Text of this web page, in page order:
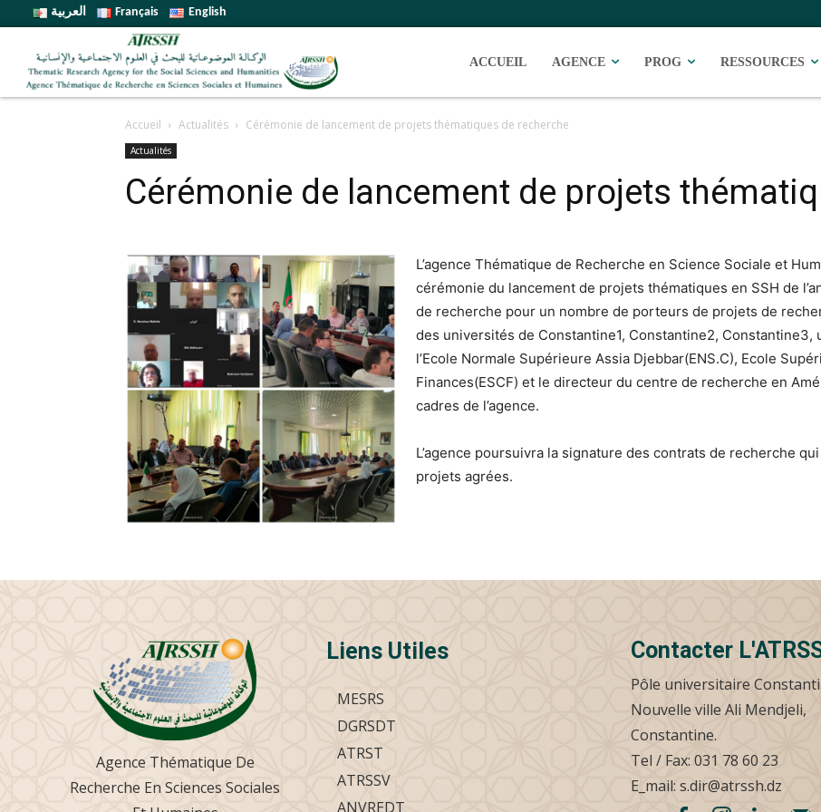
العربية Français English
ACCUEIL AGENCE PROG RESSOURCES
Accueil Actualités Cérémonie de lancement de projets thématiques de recherche
Actualités
Cérémonie de lancement de projets
L’agence Thématique de Recherche en Science Sociale et
cérémonie du lancement de projets thématiques en SSH de
de recherche pour un nombre de porteurs de projets de
des universités de Constantine1, Constantine2,
l’Ecole Normale Supérieure Assia Djebbar(ENS.C), Ecole
Finances(ESCF) et le directeur du centre de recherche en
cadres de l’agence.
L’agence poursuivra la signature des contrats de recherche
projets agrées.
Agence Thématique De
Recherche En Sciences Sociales
Liens Utiles
MESRS
DGRSDT
ATRST
ATRSSV
ANVREDT
Contacter
Pôle universitaire
Nouvelle ville Ali Mendjeli,
Constantine.
Tel / Fax: 031 78 60 23
E_mail: s.dir@atrssh.dz